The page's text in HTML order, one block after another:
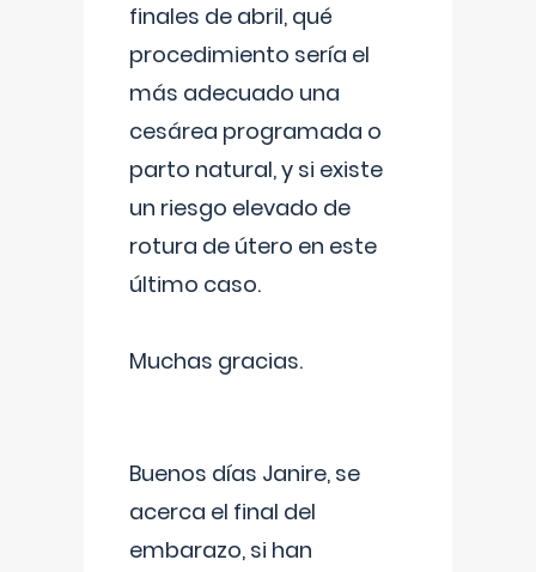
finales de abril, qué
procedimiento sería el
más adecuado una
cesárea programada o
parto natural, y si existe
un riesgo elevado de
rotura de útero en este
último caso.
Muchas gracias.
Buenos días Janire, se
acerca el final del
embarazo, si han